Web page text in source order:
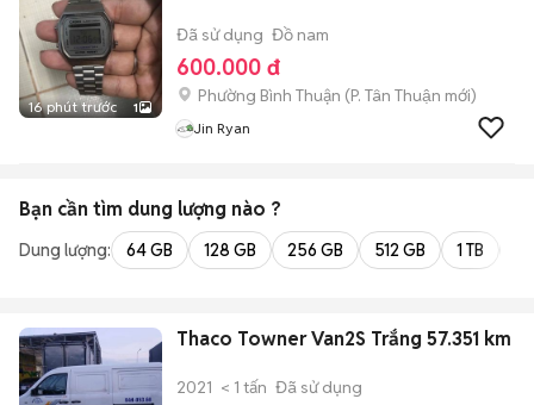
16 phút trước 1
Đã sử dụng Đồ nam
600.000 đ
Phường Bình Thuận (P. Tân Thuận mới)
Jin Ryan
Bạn cần tìm dung lượng nào ?
Dung lượng: 64 GB 128 GB 256 GB 512 GB 1 TB
Thaco Towner Van2S Trắng 57.351 km
2021 < 1 tấn Đã sử dụng